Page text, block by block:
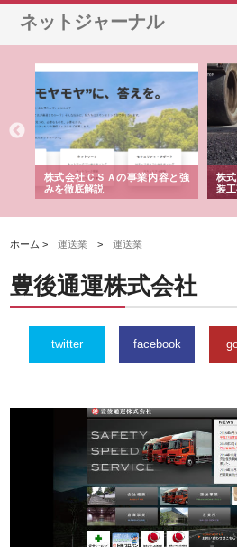
ネットジャーナル
株式会社ＣＳＡの事業内容と強
みを徹底解説
株式会社
装工事と
ホーム >運送業 >運送業
豊後通運株式会社
twitter facebook